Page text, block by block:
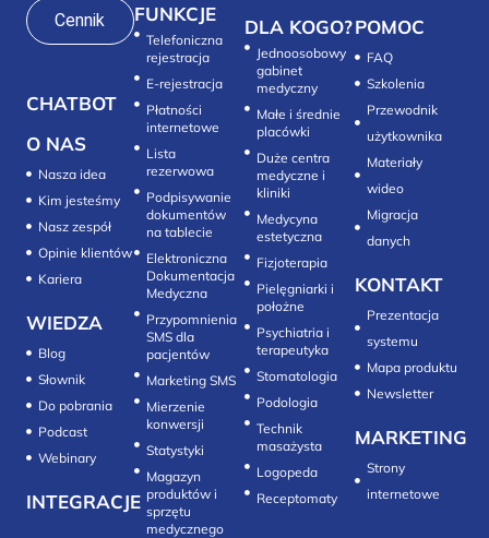
Cennik
CHATBOT
O NAS
Nasza idea
Kim jesteśmy
Nasz zespół
Opinie klientów
Kariera
WIEDZA
Blog
Słownik
Do pobrania
Podcast
Webinary
INTEGRACJE
FUNKCJE
Telefoniczna
rejestracja
E-rejestracja
Płatności
internetowe
Lista
rezerwowa
Podpisywanie
dokumentów
na tablecie
Elektroniczna
Dokumentacja
Medyczna
Przypomnienia
SMS dla
pacjentów
Marketing SMS
Mierzenie
konwersji‎
Statystyki
Magazyn
produktów i
sprzętu
medycznego
DLA KOGO?
Jednoosobowy
gabinet
medyczny
Małe i średnie
placówki
Duże centra
medyczne i
kliniki
Medycyna
estetyczna
Fizjoterapia
Pielęgniarki i
położne
Psychiatria i
terapeutyka
Stomatologia
Technik
masażysta
Logopeda
POMOC
FAQ
Szkolenia
Przewodnik
użytkownika
Materiały
wideo
Migracja
danych
KONTAKT
Prezentacja
systemu
Mapa produktu
Newsletter
MARKETING
Strony
internetowe